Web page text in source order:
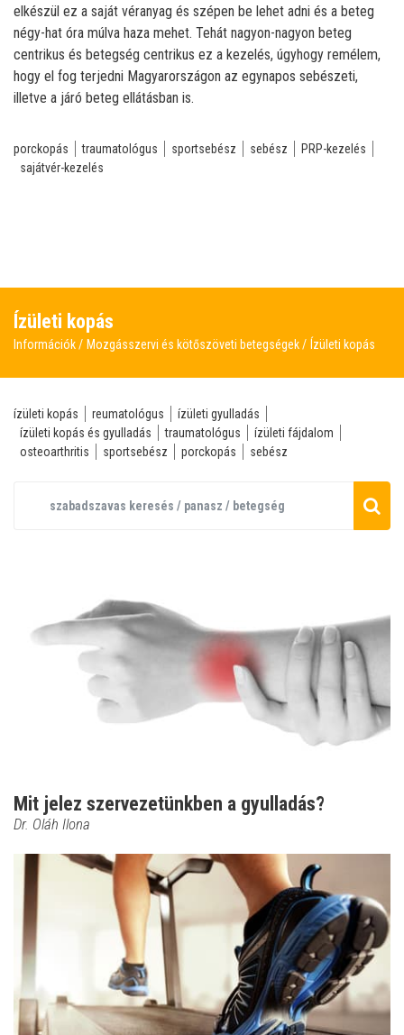
elkészül ez a saját véranyag és szépen be lehet adni és a beteg
négy-hat óra múlva haza mehet. Tehát nagyon-nagyon beteg
centrikus és betegség centrikus ez a kezelés, úgyhogy remélem,
hogy el fog terjedni Magyarországon az egynapos sebészeti,
illetve a járó beteg ellátásban is.
porckopás traumatológus sportsebész sebész
PRP-kezelés
sajátvér-kezelés
Ízületi kopás
Információk Mozgásszervi és kötőszöveti betegségek Ízületi kopás
ízületi kopás reumatológus
ízületi gyulladás
ízületi kopás és gyulladás
traumatológus
ízületi fájdalom
osteoarthritis
sportsebész porckopás sebész
Mit jelez szervezetünkben a gyulladás?
Dr. Oláh Ilona